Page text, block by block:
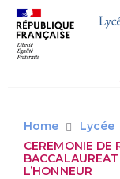
Home
Lycée
CEREMONIE DE
L’HONNEUR